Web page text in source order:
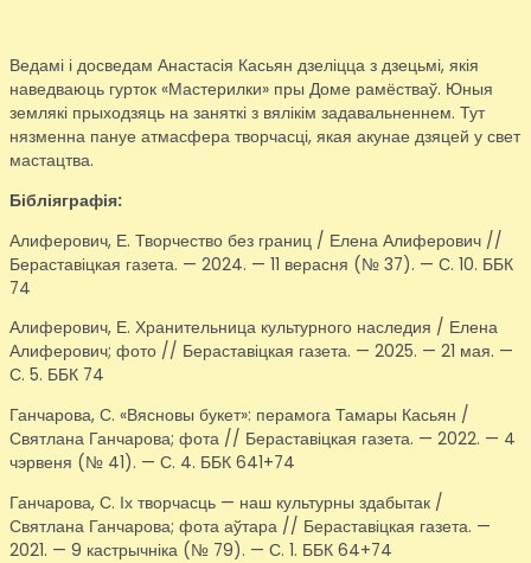
Ведамі і досведам Анастасія Касьян дзеліцца з дзецьмі, якія
наведваюць гурток «Мастерилки» пры Доме рамёстваў. Юныя
землякі прыходзяць на заняткі з вялікім задавальненнем. Тут
нязменна пануе атмасфера творчасці, якая акунае дзяцей у свет
мастацтва.
Бібліяграфія:
Алиферович, Е. Творчество без границ / Елена Алиферович //
Бераставіцкая газета. — 2024. — 11 верасня (№ 37). — С. 10. ББК
74
Алиферович, Е. Хранительница культурного наследия / Елена
Алиферович; фото // Бераставіцкая газета. — 2025. — 21 мая. —
С. 5. ББК 74
Ганчарова, С. «Вясновы букет»: перамога Тамары Касьян /
Святлана Ганчарова; фота // Бераставіцкая газета. — 2022. — 4
чэрвеня (№ 41). — С. 4. ББК 641+74
Ганчарова, С. Іх творчасць — наш культурны здабытак /
Святлана Ганчарова; фота аўтара // Бераставіцкая газета. —
2021. — 9 кастрычніка (№ 79). — С. 1. ББК 64+74